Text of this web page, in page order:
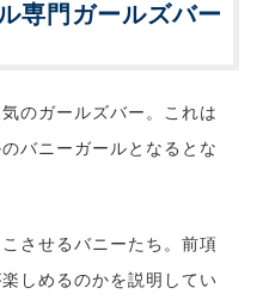
専門ガールズバー
のガールズバー。これは
バニーガールとなるとな
させるバニーたち。前項
しめるのかを説明してい